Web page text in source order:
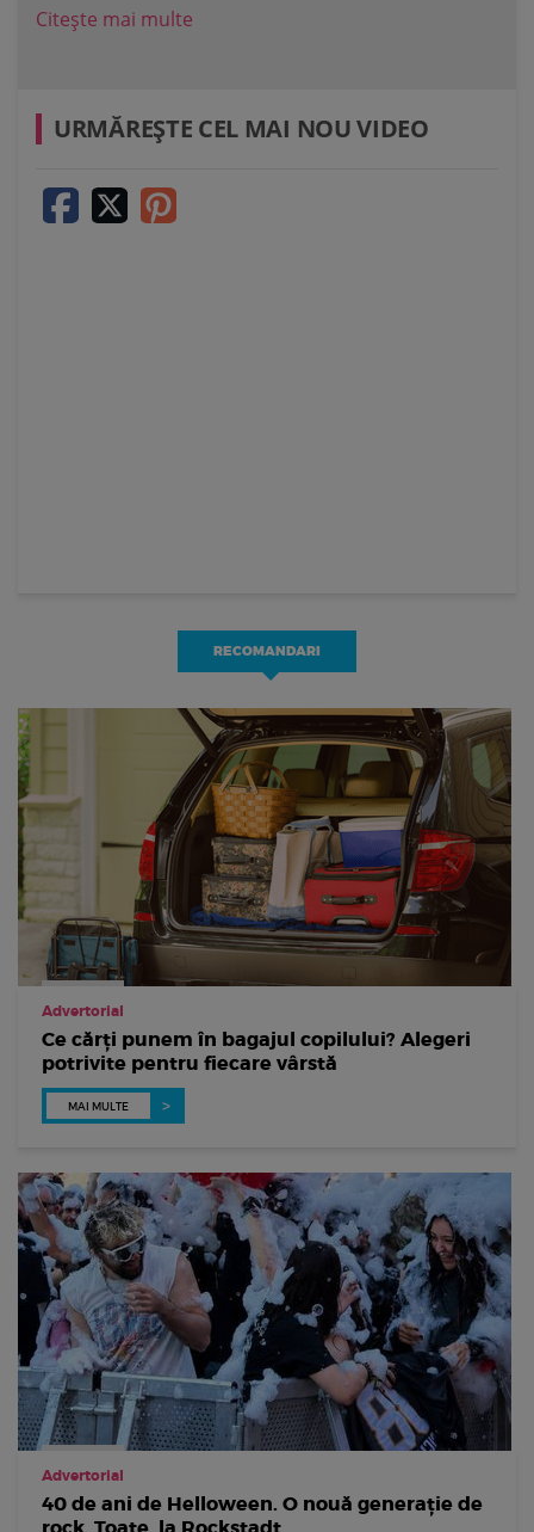
Citește mai multe
URMĂREŞTE CEL MAI NOU VIDEO
RECOMANDARI
Advertorial
Ce cărți punem în bagajul copilului? Alegeri
potrivite pentru fiecare vârstă
MAI MULTE
Advertorial
40 de ani de Helloween. O nouă generație de